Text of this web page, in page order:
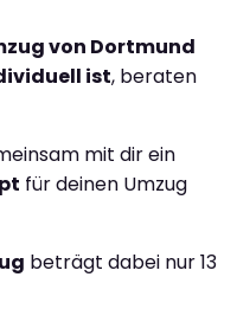
von Dortmund
ist, beraten
mit dir ein
für deinen Umzug
beträgt dabei nur 13